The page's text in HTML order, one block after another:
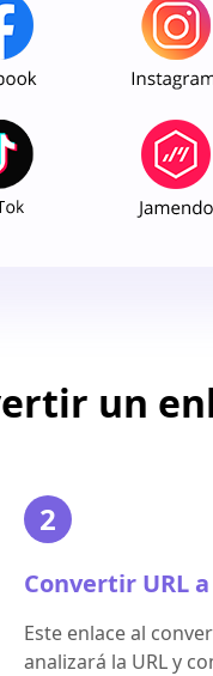
un
2
Convertir URL
Este enlace al
analizará la URL y